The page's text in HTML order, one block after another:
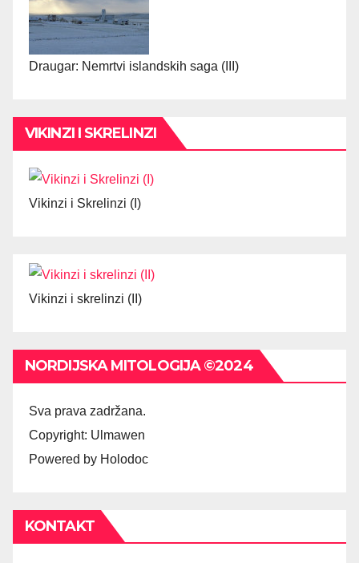
Draugar: Nemrtvi islandskih saga (III)
VIKINZI I SKRELINZI
Vikinzi i Skrelinzi (I)
Vikinzi i skrelinzi (II)
NORDIJSKA MITOLOGIJA ©2024
Sva prava zadržana.
Copyright: Ulmawen
Powered by Holodoc
KONTAKT